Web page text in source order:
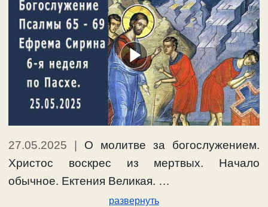
27.05.2025
О молитве за богослужением.
Христос воскрес из мертвых. Начало
обычное. Ектения Великая. …
развернуть